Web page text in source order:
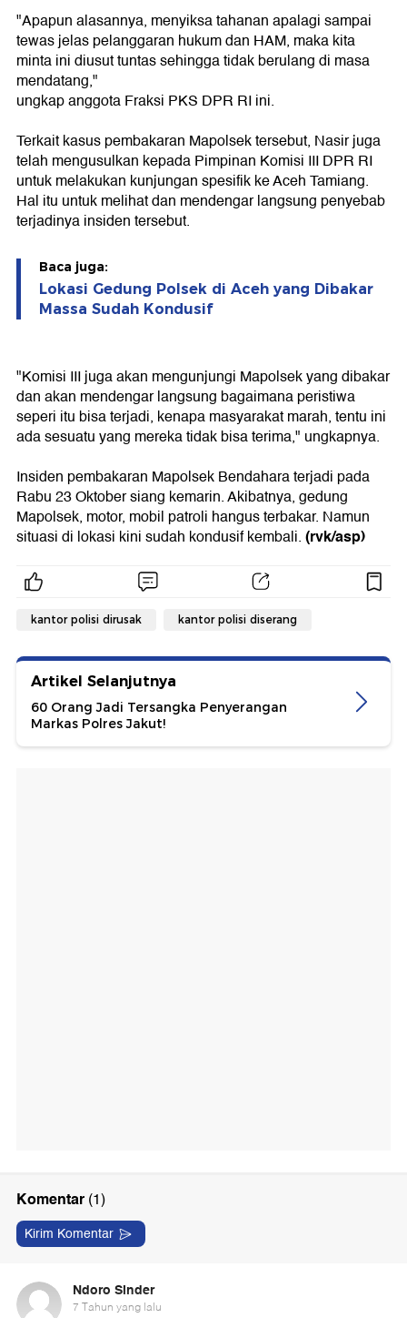
"Apapun alasannya, menyiksa tahanan apalagi sampai
tewas jelas pelanggaran hukum dan HAM, maka kita
minta ini diusut tuntas sehingga tidak berulang di masa
mendatang,"
ungkap anggota Fraksi PKS DPR RI ini.
Terkait kasus pembakaran Mapolsek tersebut, Nasir juga
telah mengusulkan kepada Pimpinan Komisi III DPR RI
untuk melakukan kunjungan spesifik ke Aceh Tamiang.
Hal itu untuk melihat dan mendengar langsung penyebab
terjadinya insiden tersebut.
Baca juga:
Lokasi Gedung Polsek di Aceh yang Dibakar
Massa Sudah Kondusif
"Komisi III juga akan mengunjungi Mapolsek yang dibakar
dan akan mendengar langsung bagaimana peristiwa
seperi itu bisa terjadi, kenapa masyarakat marah, tentu ini
ada sesuatu yang mereka tidak bisa terima," ungkapnya.
Insiden pembakaran Mapolsek Bendahara terjadi pada
Rabu 23 Oktober siang kemarin. Akibatnya, gedung
Mapolsek, motor, mobil patroli hangus terbakar. Namun
situasi di lokasi kini sudah kondusif kembali.(rvk/asp)
kantor polisi dirusak kantor polisi diserang
Artikel Selanjutnya
60 Orang Jadi Tersangka Penyerangan
Markas Polres Jakut!